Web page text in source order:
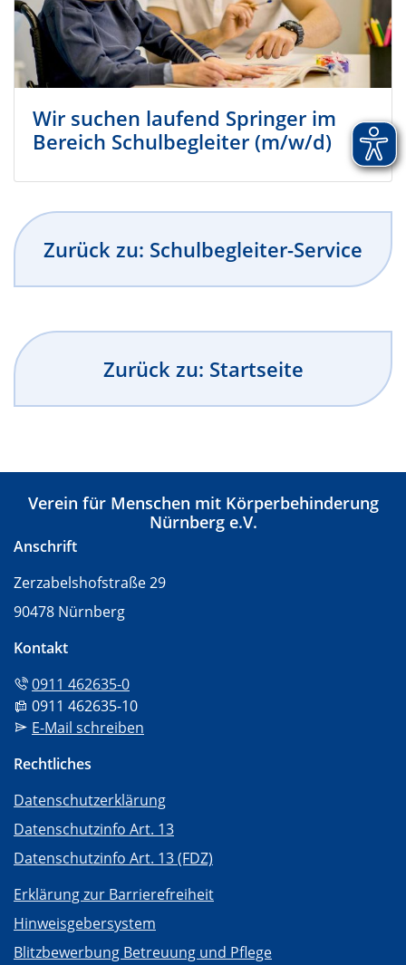
Wir suchen laufend Springer im
Bereich Schulbegleiter (m/w/d)
Zurück zu: Schulbegleiter-Service
Zurück zu: Startseite
Anschrift
Zerzabelshofstraße 29
90478 Nürnberg
Kontakt
Tel:
0911 462635-0
Fax:
0911 462635-10
Mail:
E-Mail schreiben
Rechtliches
Datenschutzerklärung
Datenschutzinfo Art. 13
Datenschutzinfo Art. 13 (FDZ)
Erklärung zur Barrierefreiheit
Hinweisgebersystem
Blitzbewerbung Betreuung und Pflege
Verein für Menschen mit Körperbehinderung
Nürnberg e.V.